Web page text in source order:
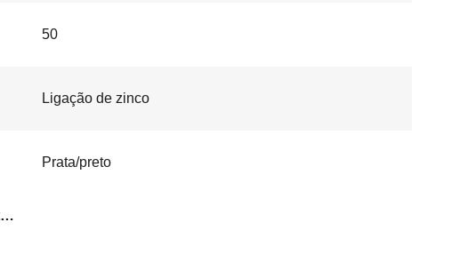
50
Ligação de zinco
Prata/preto
Bloqueio de Segurança Inteligente de Segurança Interior